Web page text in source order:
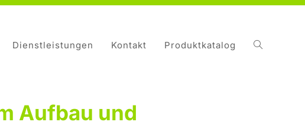
Dienstleistungen Kontakt Produktkatalog
Aufbau und